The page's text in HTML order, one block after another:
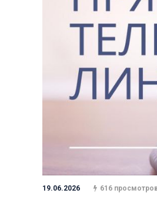
19.06.2026 616